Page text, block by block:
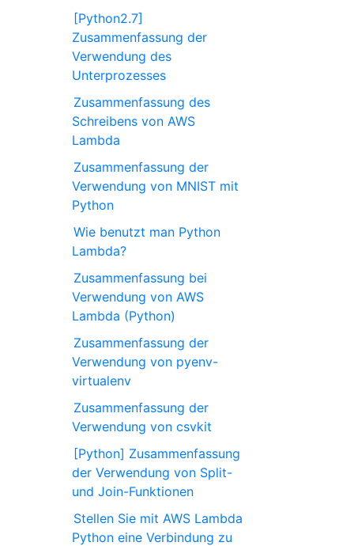
[Python2.7]
Zusammenfassung der
Verwendung des
Unterprozesses
Zusammenfassung des
Schreibens von AWS
Lambda
Zusammenfassung der
Verwendung von MNIST mit
Python
Wie benutzt man Python
Lambda?
Zusammenfassung bei
Verwendung von AWS
Lambda (Python)
Zusammenfassung der
Verwendung von pyenv-
virtualenv
Zusammenfassung der
Verwendung von csvkit
[Python] Zusammenfassung
der Verwendung von Split-
und Join-Funktionen
Stellen Sie mit AWS Lambda
Python eine Verbindung zu